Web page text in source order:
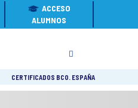
ACCESO
ALUMNOS
CERTIFICADOS BCO. ESPAÑA